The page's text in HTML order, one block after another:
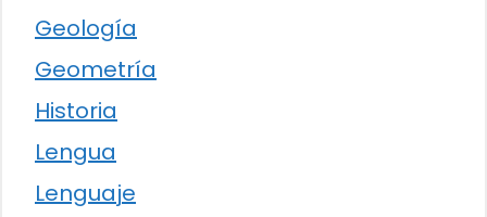
Geología
Geometría
Historia
Lengua
Lenguaje